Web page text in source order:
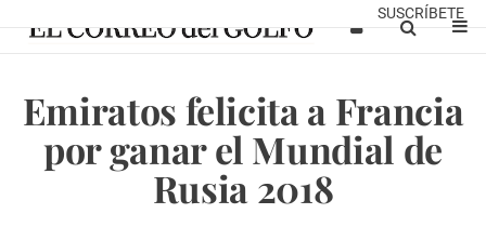
SUSCRÍBETE
Emiratos felicita a Francia
por ganar el Mundial de
Rusia 2018